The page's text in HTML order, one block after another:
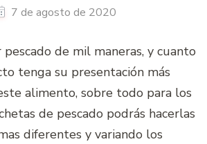
7 de agosto de 2020
de mil maneras, y cuanto
tenga su presentación más
alimento, sobre todo para los
de pescado podrás hacerlas
diferentes y variando los